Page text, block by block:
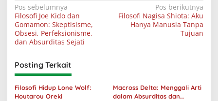
Navigasi
pos
Pos sebelumnya
Filosofi Joe Kido dan
Gomamon: Skeptisisme,
Obsesi, Perfeksionisme,
dan Absurditas Sejati
Pos berikutnya
Filosofi Nagisa Shiota: Aku
Hanya Manusia Tanpa
Tujuan
Posting Terkait
Filosofi Hidup Lone Wolf:
Houtarou Oreki
Macross Delta: Menggali Arti
dalam Absurditas dan